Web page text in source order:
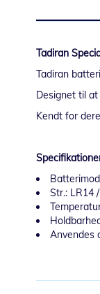
af
Tadiran
Tadiran
Designet til
Kendt for
Str.: LR14
Anvendes